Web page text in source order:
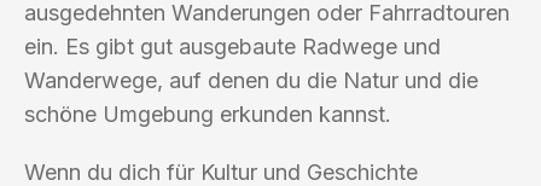
ausgedehnten Wanderungen oder Fahrradtouren
ein. Es gibt gut ausgebaute Radwege und
Wanderwege, auf denen du die Natur und die
schöne Umgebung erkunden kannst.
Wenn du dich für Kultur und Geschichte